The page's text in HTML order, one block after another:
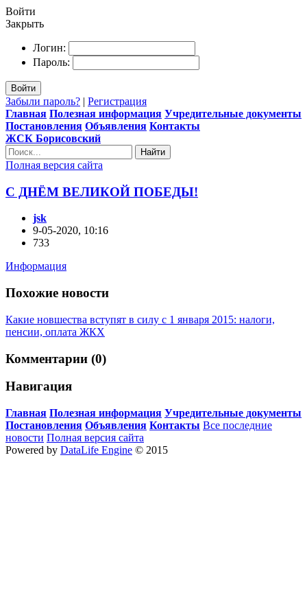
Войти
Закрыть
Логин:
Пароль:
Войти
Забыли пароль? | Регистрация
Главная Полезная информация Учредительные документы
Постановления Объявления Контакты
ЖСК Борисовский
Найти
Полная версия сайта
С ДНЁМ ВЕЛИКОЙ ПОБЕДЫ!
jsk
9-05-2020, 10:16
733
Информация
Похожие новости
Какие новшества вступят в силу с 1 января 2015: налоги,
пенсии, оплата ЖКХ
Комментарии (0)
Навигация
Главная Полезная информация Учредительные документы
Постановления Объявления Контакты Все последние
новости Полная версия сайта
Powered by DataLife Engine © 2015